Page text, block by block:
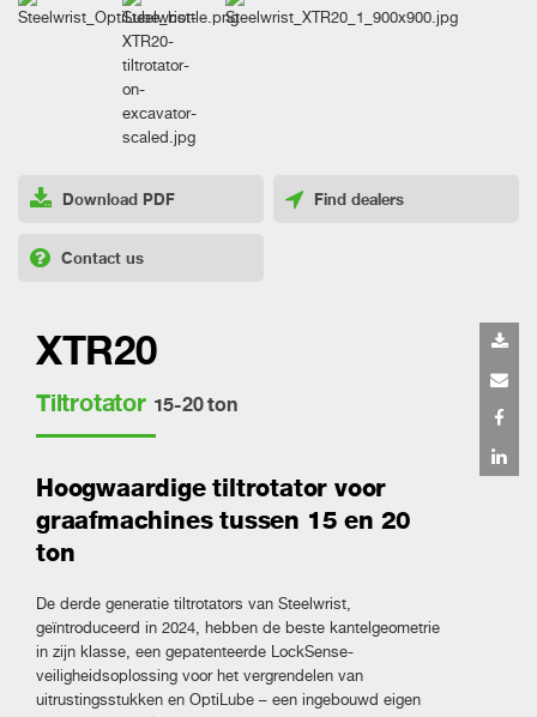
Download PDF Find dealers
Contact us
XTR20
Tiltrotator 15-20 ton
Hoogwaardige tiltrotator voor
graafmachines tussen 15 en 20
ton
De derde generatie tiltrotators van Steelwrist,
geïntroduceerd in 2024, hebben de beste kantelgeometrie
in zijn klasse, een gepatenteerde LockSense-
veiligheidsoplossing voor het vergrendelen van
uitrustingsstukken en OptiLube – een ingebouwd eigen